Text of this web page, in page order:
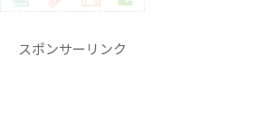
スポンサーリンク